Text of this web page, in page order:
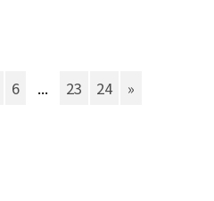
6 ... 23 24 »